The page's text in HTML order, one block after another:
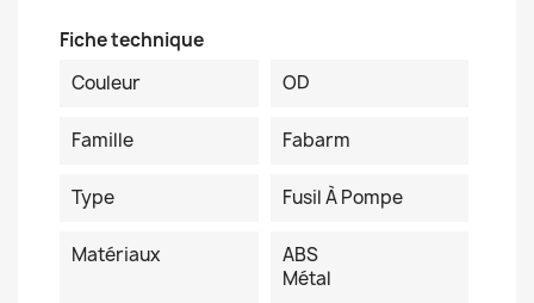
Fiche technique
Couleur
OD
Famille Fabarm
Type Fusil À Pompe
Matériaux
ABS
Métal